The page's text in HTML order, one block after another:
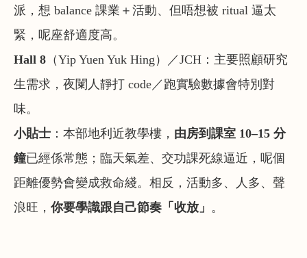
派，想 balance 課業＋活動、但唔想被 ritual 逼太
緊，呢座舒適度高。
Hall 8 （Yip Yuen Yuk Hing）／JCH ：主要照顧研究
生需求，夜闌人靜打 code／跑實驗數據會特別對
味。
小貼士 ：本部地利近教學樓， 由房到課室 10–15 分
鐘已經係常態；臨天氣差、交功課死線逼近，呢個
距離優勢會變成救命綫。相反，活動多、人多、聲
浪旺， 你要學識跟自己節奏「收放」 。